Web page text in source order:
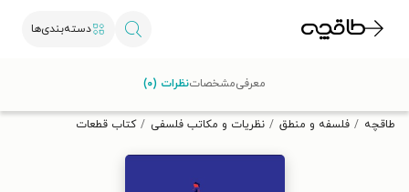
دسته‌بندی‌ها
تخفیف از طاقچه دریافت کن.
طاقچه فلسفه و منطق نظریات و مکاتب فلسفی کتاب قطعات
معرفیمشخصاتنظرات (۰)